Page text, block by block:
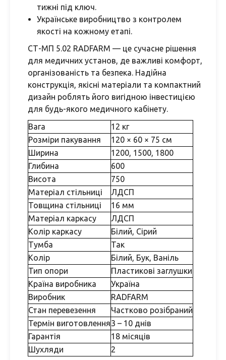
тижні під ключ.
Українське виробництво з контролем
якості на кожному етапі.
СТ-МП 5.02 RADFARM — це сучасне рішення
для медичних установ, де важливі комфорт,
організованість та безпека. Надійна
конструкція, якісні матеріали та компактний
дизайн роблять його вигідною інвестицією
для будь-якого медичного кабінету.
Вага
12 кг
Розміри пакування
120 × 60 × 75 см
Ширина
1200, 1500, 1800
Глибина
600
Висота
750
Матеріал стільниці
ЛДСП
Товщина стільниці
16 мм
Матеріал каркасу
ЛДСП
Колір каркасу
Білий, Сірий
Тумба
Так
Колір
Білий, Бук, Ваніль
Тип опори
Пластикові заглушки
Країна виробника
Україна
Виробник
RADFARM
Стан перевезення
Частково розібраний
Термін виготовлення3 – 10 днів
Гарантія
18 місяців
Шухляди
2